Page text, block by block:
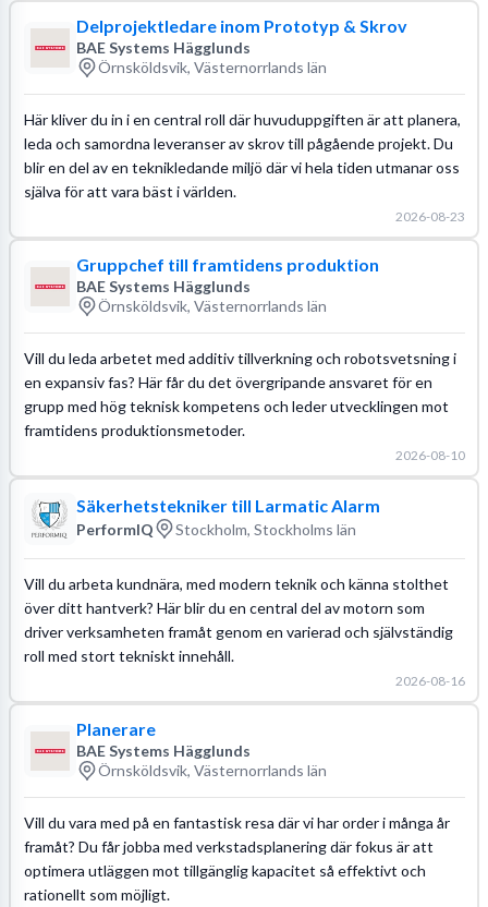
Delprojektledare inom Prototyp & Skrov
BAE Systems Hägglunds
Örnsköldsvik, Västernorrlands län
Här kliver du in i en central roll där huvuduppgiften är att planera,
leda och samordna leveranser av skrov till pågående projekt. Du
blir en del av en teknikledande miljö där vi hela tiden utmanar oss
själva för att vara bäst i världen.
2026-08-23
Gruppchef till framtidens produktion
BAE Systems Hägglunds
Örnsköldsvik, Västernorrlands län
Vill du leda arbetet med additiv tillverkning och robotsvetsning i
en expansiv fas? Här får du det övergripande ansvaret för en
grupp med hög teknisk kompetens och leder utvecklingen mot
framtidens produktionsmetoder.
2026-08-10
Säkerhetstekniker till Larmatic Alarm
PerformIQ Stockholm, Stockholms län
Vill du arbeta kundnära, med modern teknik och känna stolthet
över ditt hantverk? Här blir du en central del av motorn som
driver verksamheten framåt genom en varierad och självständig
roll med stort tekniskt innehåll.
2026-08-16
Planerare
BAE Systems Hägglunds
Örnsköldsvik, Västernorrlands län
Vill du vara med på en fantastisk resa där vi har order i många år
framåt? Du får jobba med verkstadsplanering där fokus är att
optimera utläggen mot tillgänglig kapacitet så effektivt och
rationellt som möjligt.